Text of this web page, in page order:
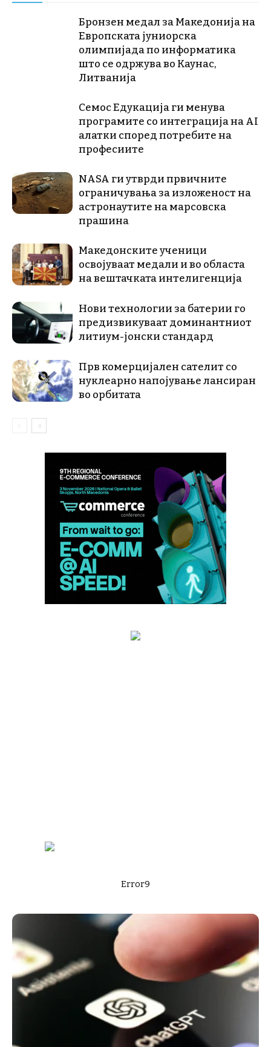
Бронзен медал за Македонија на
Европската јуниорска
олимпијада по информатика
што се одржува во Каунас,
Литванија
Семос Едукација ги менува
програмите со интеграција на AI
алатки според потребите на
професиите
NASA ги утврди првичните
ограничувања за изложеност на
астронаутите на марсовска
прашина
Македонските ученици
освојуваат медали и во областа
на вештачката интелигенција
Нови технологии за батерии го
предизвикуваат доминантниот
литиум-јонски стандард
Прв комерцијален сателит со
нуклеарно напојување лансиран
во орбитата
Error9